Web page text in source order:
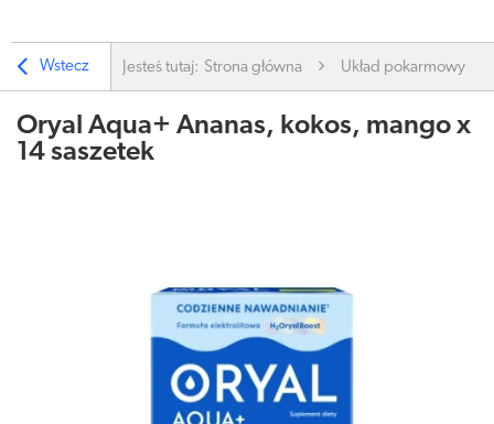
Wstecz Jesteś tutaj: Strona główna Układ pokarmowy
Oryal Aqua+ Ananas, kokos, mango x
14 saszetek